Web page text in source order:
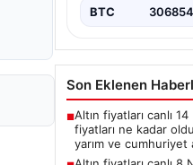
BTC
Son Eklenen
■Altın fiyatları canlı
fiyatları ne kadar
yarım ve cumhuriyet